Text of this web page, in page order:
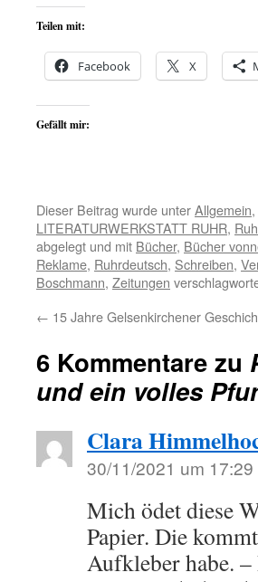
Teilen mit:
Facebook X
Gefällt mir:
Dieser Beitrag wurde unterAllgemein,
LITERATURWERKSTATT RUHR,
abgelegt und mit Bücher, Bücher
Reklame, Ruhrdeutsch, Schreiben,
Boschmann, Zeitungen
← 15 Jahre Gelsenkirchener
6 Kommentare zu
und ein volles
Clara
30/11/2021 um 17:29
Mich ödet diese
Papier. Die
Aufkleber habe.